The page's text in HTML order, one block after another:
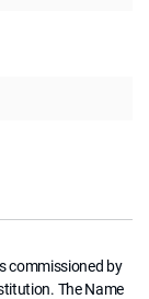
commissioned by
The Name